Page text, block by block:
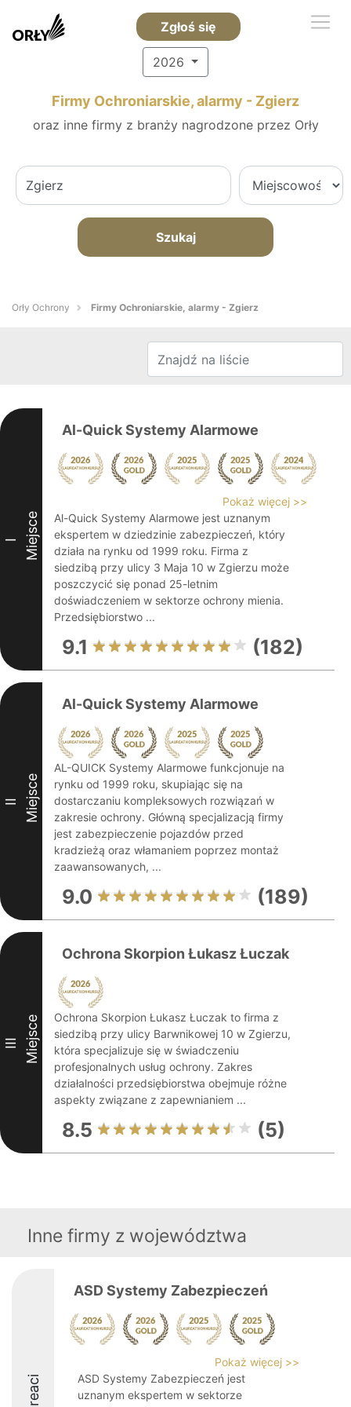
Zgłoś się
2026
Firmy Ochroniarskie, alarmy - Zgierz
oraz inne firmy z branży nagrodzone przez Orły
Szukaj
Orły Ochrony Firmy Ochroniarskie, alarmy - Zgierz
I Miejsce
Al-Quick Systemy Alarmowe
Pokaż więcej >>
Al-Quick Systemy Alarmowe jest uznanym
ekspertem w dziedzinie zabezpieczeń, który
działa na rynku od 1999 roku. Firma z
siedzibą przy ulicy 3 Maja 10 w Zgierzu może
poszczycić się ponad 25-letnim
doświadczeniem w sektorze ochrony mienia.
Przedsiębiorstwo ...
9.1 (182)
II Miejsce
Al-Quick Systemy Alarmowe
AL-QUICK Systemy Alarmowe funkcjonuje na
rynku od 1999 roku, skupiając się na
dostarczaniu kompleksowych rozwiązań w
zakresie ochrony. Główną specjalizacją firmy
jest zabezpieczenie pojazdów przed
kradzieżą oraz włamaniem poprzez montaż
zaawansowanych, ...
9.0 (189)
III Miejsce
Ochrona Skorpion Łukasz Łuczak
Ochrona Skorpion Łukasz Łuczak to firma z
siedzibą przy ulicy Barwnikowej 10 w Zgierzu,
która specjalizuje się w świadczeniu
profesjonalnych usług ochrony. Zakres
działalności przedsiębiorstwa obejmuje różne
aspekty związane z zapewnianiem ...
8.5 (5)
Inne firmy z województwa
ASD Systemy Zabezpieczeń
Pokaż więcej >>
ASD Systemy Zabezpieczeń jest
uznanym ekspertem w sektorze